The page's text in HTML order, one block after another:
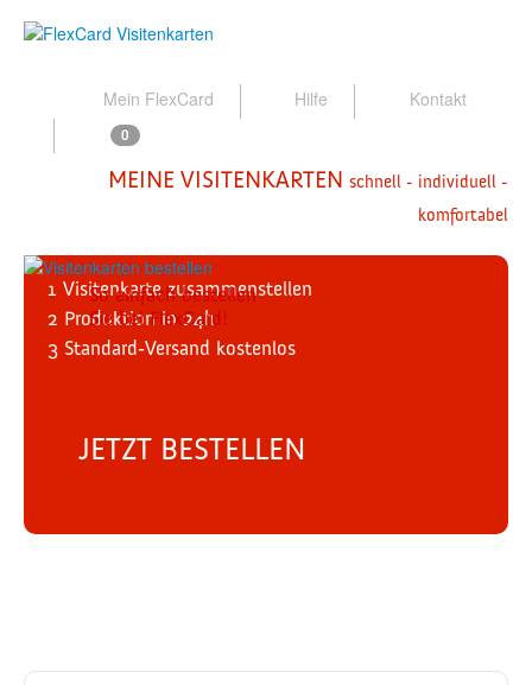
Mein FlexCard Hilfe Kontakt
0
MEINE VISITENKARTEN schnell - individuell -
komfortabel
So einfach bestellen
Sie bei FlexCard!
1 Visitenkarte zusammenstellen
2 Produktionin 24h
3 Standard-Versand kostenlos
JETZT BESTELLEN